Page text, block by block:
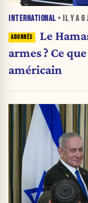
INTERNATIONAL • IL Y A 6
Le
armes ? Ce
américain